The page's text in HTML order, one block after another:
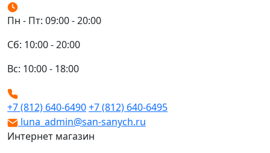
Пн - Пт: 09:00 - 20:00
Сб: 10:00 - 20:00
Вс: 10:00 - 18:00
+7 (812) 640-6490+7 (812) 640-6495
luna_admin@san-sanych.ru
Интернет магазин